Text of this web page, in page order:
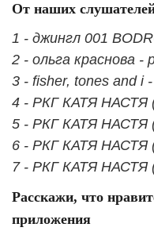
От наших
1 - джингл 001
2 - ольга краснова -
3 - fisher, tones and i
4 - РКГ КАТЯ НАСТЯ
5 - РКГ КАТЯ НАСТЯ
6 - РКГ КАТЯ НАСТЯ
7 - РКГ КАТЯ НАСТЯ
Расскажи, что
приложения